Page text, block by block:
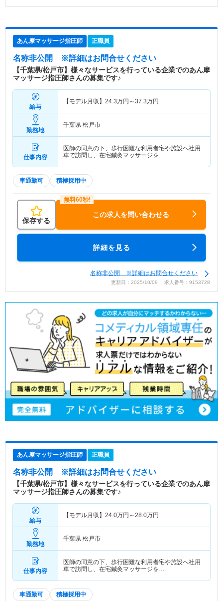
あん摩マッサージ指圧師 正職員
名称非公開 ※詳細はお問合せください
【千葉県/松戸市】様々なサービスを行っている企業でのあん摩
マッサージ指圧師さんの募集です♪
給与
【モデル月収】 24.3万円～37.3万円
勤務地
千葉県 松戸市
仕事内容
医師の同意の下、歩行困難な利用者宅や施設へ社用
車で訪問し、在宅鍼灸マッサージを…
車通勤可 積極採用中
保存する
この求人を問い合わせる
詳細を見る
名称非公開 ※詳細はお問合せください
更新日：2025/10/09 求人番号：9153728
あん摩マッサージ指圧師 正職員
名称非公開 ※詳細はお問合せください
【千葉県/松戸市】様々なサービスを行っている企業でのあん摩
マッサージ指圧師さんの募集です♪
給与
【モデル月収】 24.0万円～28.0万円
勤務地
千葉県 松戸市
仕事内容
医師の同意の下、歩行困難な利用者宅や施設へ社用
車で訪問し、在宅鍼灸マッサージを…
車通勤可 積極採用中